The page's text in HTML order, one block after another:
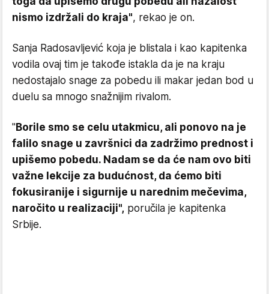
nismo izdržali do kraja", rekao je on.
Sanja Radosavljević koja je blistala i kao kapitenka
vodila ovaj tim je takođe istakla da je na kraju
nedostajalo snage za pobedu ili makar jedan bod u
duelu sa mnogo snažnijim rivalom.
"Borile smo se celu utakmicu, ali ponovo na je
falilo snage u završnici da zadržimo prednost i
upišemo pobedu. Nadam se da će nam ovo biti
važne lekcije za budućnost, da ćemo biti
fokusiranije i sigurnije u narednim mečevima,
naročito u realizaciji", poručila je kapitenka
Srbije.